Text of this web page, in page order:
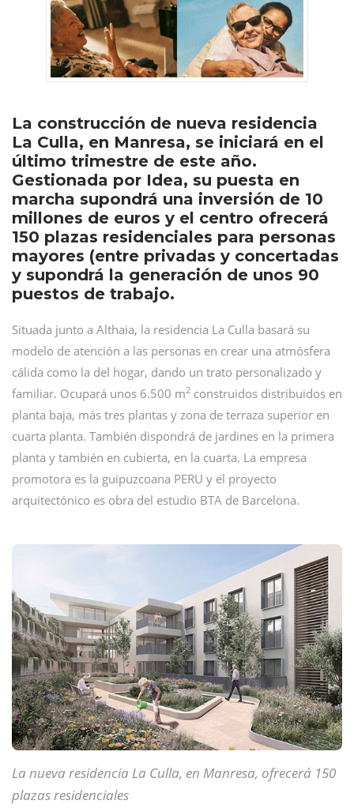
La construcción de nueva residencia
La Culla, en Manresa, se iniciará en el
último trimestre de este año.
Gestionada por Idea, su puesta en
marcha supondrá una inversión de 10
millones de euros y el centro ofrecerá
150 plazas residenciales para personas
mayores (entre privadas y concertadas
y supondrá la generación de unos 90
puestos de trabajo.
Situada junto a Althaia, la residencia La Culla basará su
modelo de atención a las personas en crear una atmósfera
cálida como la del hogar, dando un trato personalizado y
familiar. Ocupará unos 6.500 m2 construidos distribuidos en
planta baja, más tres plantas y zona de terraza superior en
cuarta planta. También dispondrá de jardines en la primera
planta y también en cubierta, en la cuarta. La empresa
promotora es la guipuzcoana PERU y el proyecto
arquitectónico es obra del estudio BTA de Barcelona.
La nueva residencia La Culla, en Manresa, ofrecerá 150
plazas residenciales